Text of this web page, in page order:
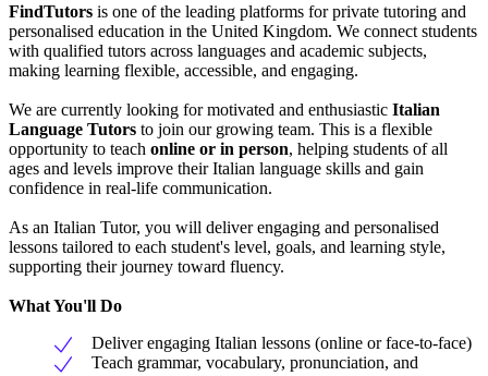
FindTutors is one of the leading platforms for private tutoring and
personalised education in the United Kingdom. We connect students
with qualified tutors across languages and academic subjects,
making learning flexible, accessible, and engaging.
We are currently looking for motivated and enthusiastic Italian
Language Tutors to join our growing team. This is a flexible
opportunity to teach online or in person, helping students of all
ages and levels improve their Italian language skills and gain
confidence in real-life communication.
As an Italian Tutor, you will deliver engaging and personalised
lessons tailored to each student's level, goals, and learning style,
supporting their journey toward fluency.
What You'll Do
Deliver engaging Italian lessons (online or face-to-face)
Teach grammar, vocabulary, pronunciation, and